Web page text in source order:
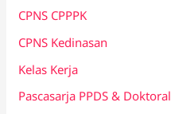
CPNS CPPPK
CPNS Kedinasan
Kelas Kerja
Pascasarja PPDS & Doktoral